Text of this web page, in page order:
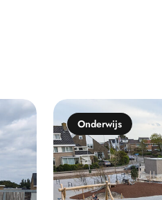
Onderwijs